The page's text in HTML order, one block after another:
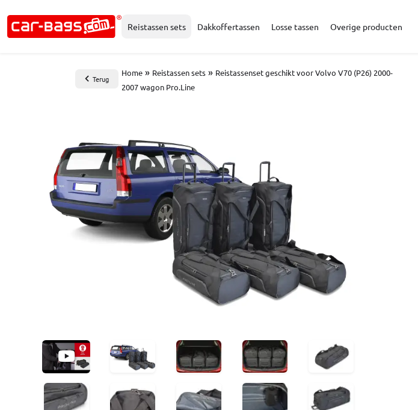
Reistassen sets Dakkoffertassen Losse tassen Overige producten
Terug
Home » Reistassen sets » Reistassenset geschikt voor Volvo V70 (P26) 2000-
2007 wagon Pro.Line